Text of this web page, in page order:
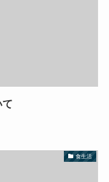
食生活